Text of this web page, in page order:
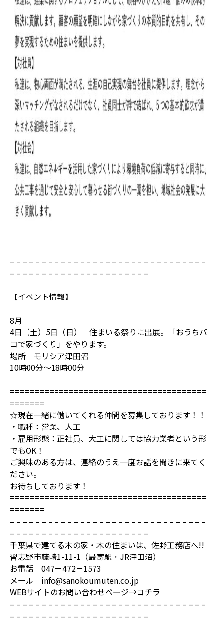
– – – – – – – – – – – – – – – – – – – – – – – – – – – – – – –
– – – – – – – – – – – – – – – – – – – – – –
【イベント情報】
8月
4日（土）5日（日） 住まいる祭りに出展。「おうちバ
コで家づくり」をやります。
場所 モリシア津田沼
10時00分～18時00分
========================================
=======
☆現在一緒に働いてくれる仲間を募集しております！！
・職種：営業、大工
・雇用形態：正社員、大工に関しては協力業者という形
でもOK！
ご興味のある方は、連絡のうえ一度お話を聞きに来てく
ださい。
お待ちしております！
========================================
=======
– – – – – – – – – – – – – – – – – – – – – – – – – – – – – – –
– – – – – – – – – – – – – – – – – – – – – –
千葉県で建てる木の家・木の住まいは、佐野工務店へ!!
習志野市藤崎1-11-1（最寄駅・JR津田沼）
お電話 047－472－1573
メール info@sanokoumuten.co.jp
WEBサイトのお問い合わせページ→コチラ
– – – – – – – – – – – – – – – – – – – – – – – – – – – – – – –
– – – – – – – – – – – – – – – – – – – – – –